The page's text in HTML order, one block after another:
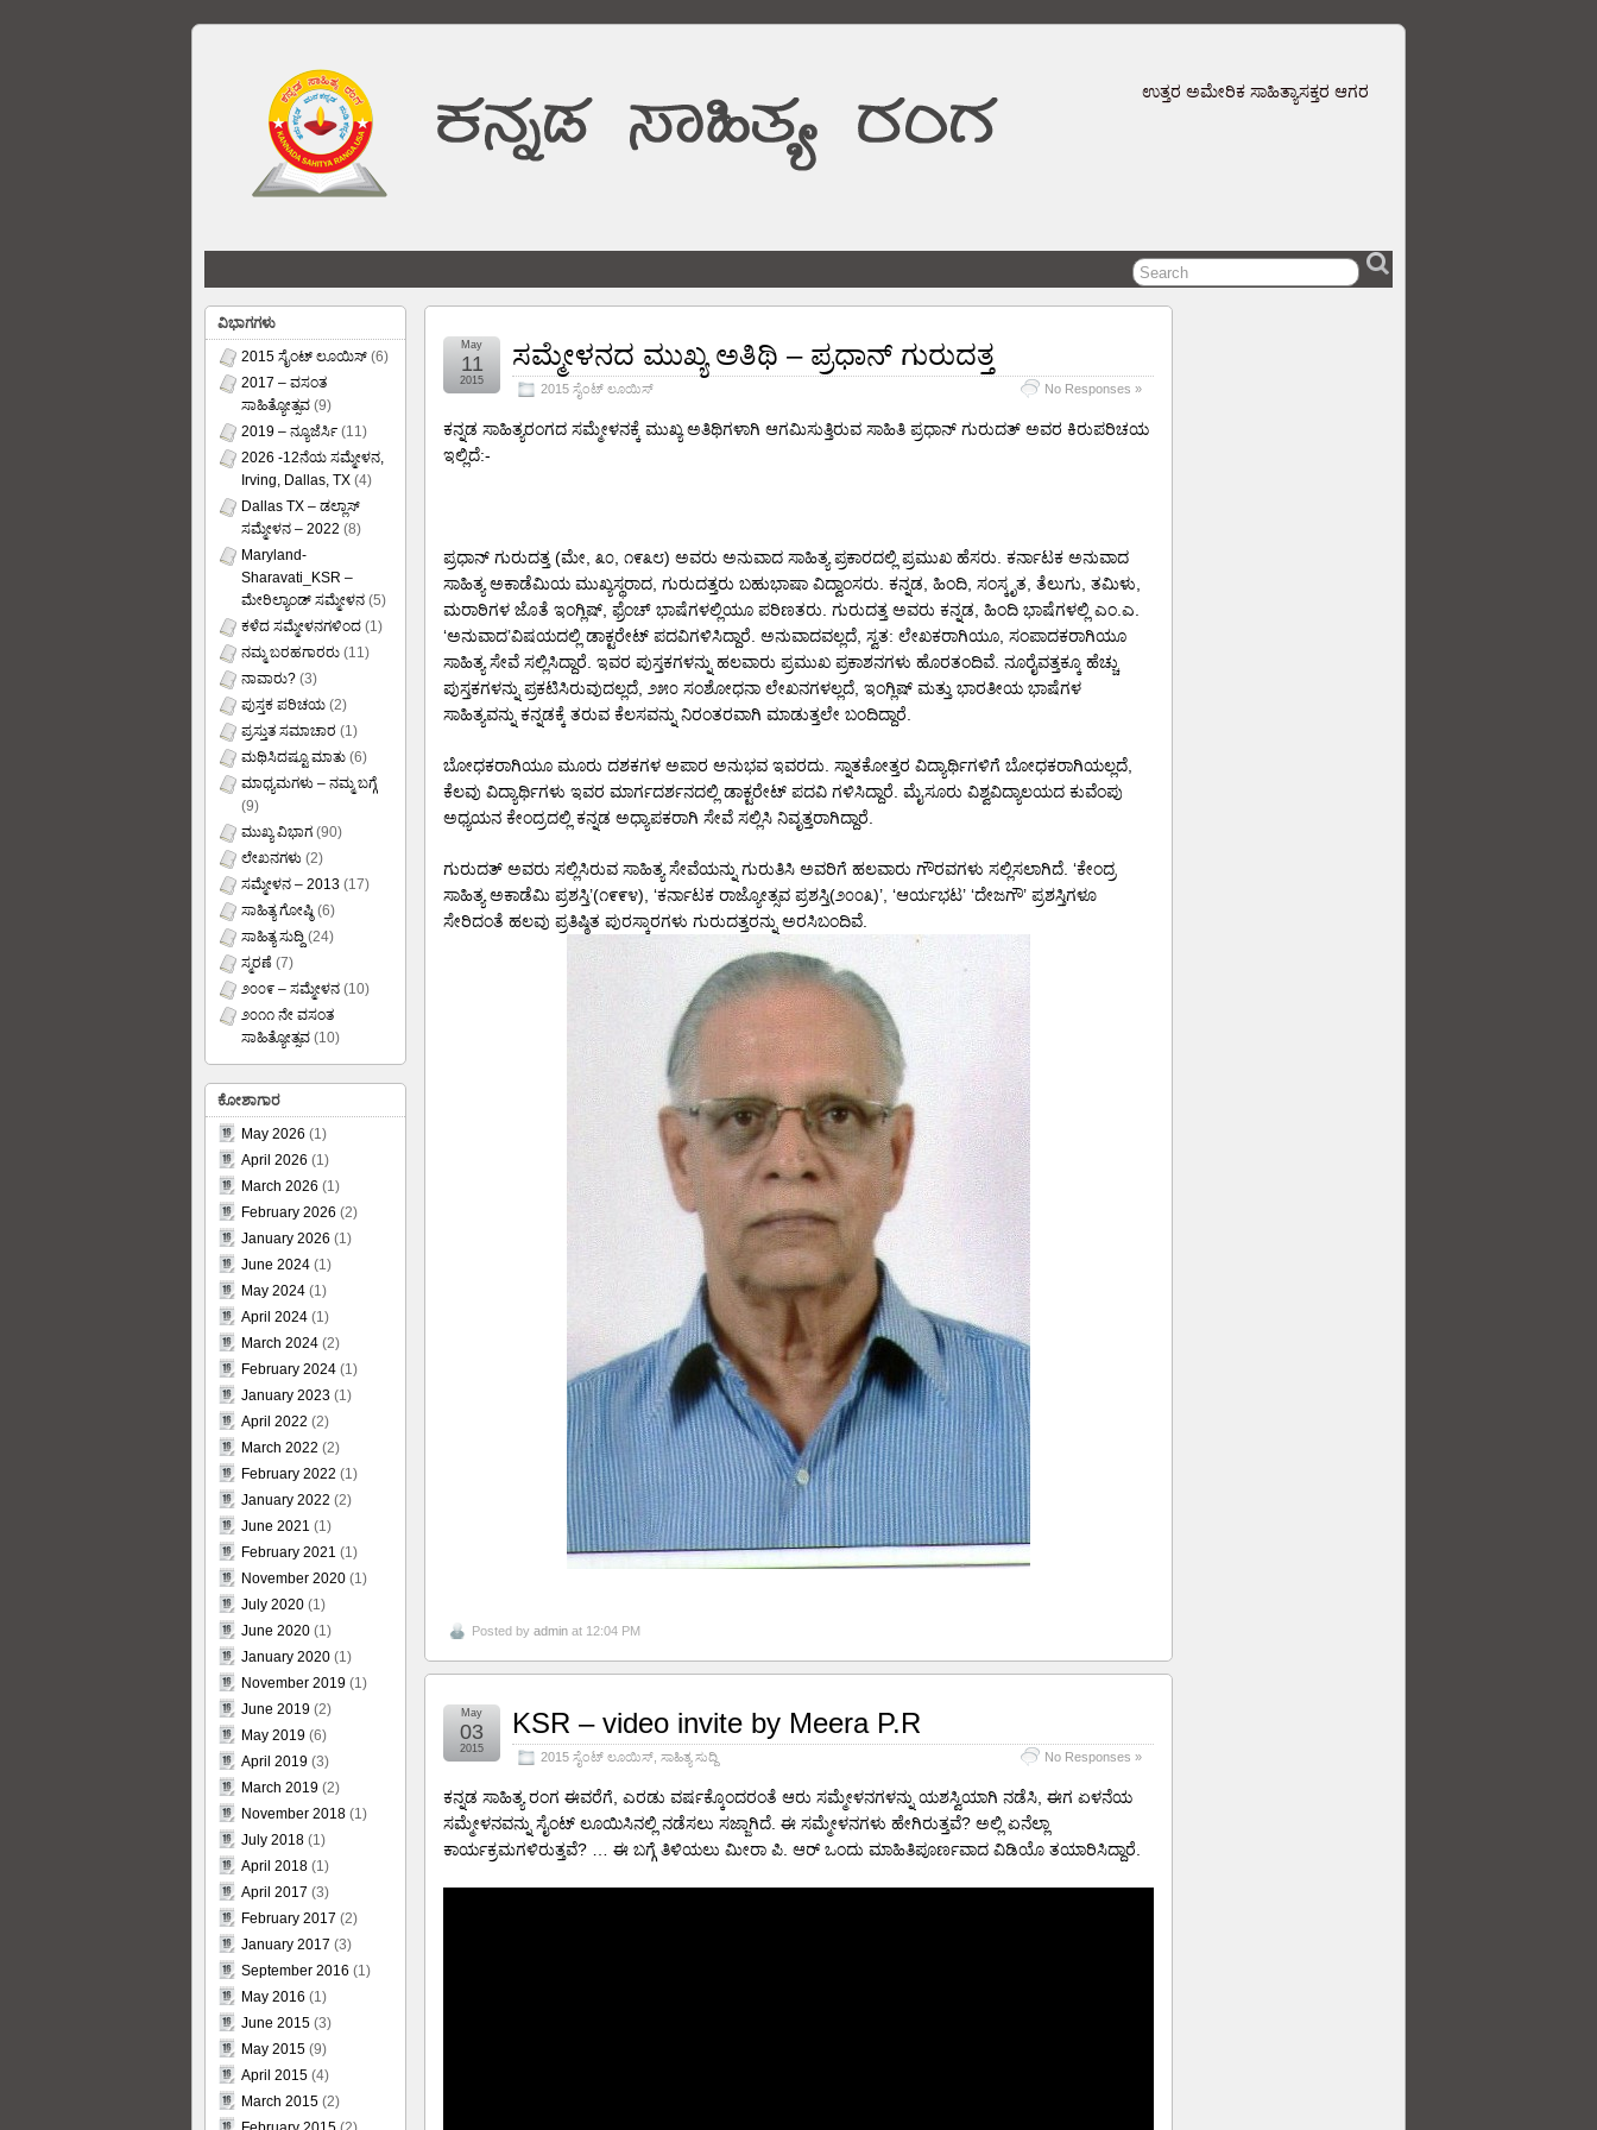
ಉತ್ತರ ಅಮೇರಿಕ ಸಾಹಿತ್ಯಾಸಕ್ತರ ಆಗರ
ಸಮ್ಮೇಳನದ ಮುಖ್ಯ ಅತಿಥಿ – ಪ್ರಧಾನ್ ಗುರುದತ್ತ
2015 ಸೈಂಟ್ ಲೂಯಿಸ್ No Responses »
May
11
2015
ಕನ್ನಡ ಸಾಹಿತ್ಯರಂಗದ ಸಮ್ಮೇಳನಕ್ಕೆ ಮುಖ್ಯ ಅತಿಥಿಗಳಾಗಿ ಆಗಮಿಸುತ್ತಿರುವ ಸಾಹಿತಿ ಪ್ರಧಾನ್ ಗುರುದತ್ ಅವರ ಕಿರುಪರಿಚಯ
ಇಲ್ಲಿದೆ:-
ಪ್ರಧಾನ್ ಗುರುದತ್ತ (ಮೇ, ೩೦, ೧೯೩೮) ಅವರು ಅನುವಾದ ಸಾಹಿತ್ಯ ಪ್ರಕಾರದಲ್ಲಿ ಪ್ರಮುಖ ಹೆಸರು. ಕರ್ನಾಟಕ ಅನುವಾದ
ಸಾಹಿತ್ಯ ಅಕಾಡೆಮಿಯ ಮುಖ್ಯಸ್ಥರಾದ, ಗುರುದತ್ತರು ಬಹುಭಾಷಾ ವಿದ್ವಾಂಸರು. ಕನ್ನಡ, ಹಿಂದಿ, ಸಂಸ್ಕೃತ, ತೆಲುಗು, ತಮಿಳು,
ಮರಾಠಿಗಳ ಜೊತೆ ಇಂಗ್ಲಿಷ್, ಫ್ರೆಂಚ್ ಭಾಷೆಗಳಲ್ಲಿಯೂ ಪರಿಣತರು. ಗುರುದತ್ತ ಅವರು ಕನ್ನಡ, ಹಿಂದಿ ಭಾಷೆಗಳಲ್ಲಿ ಎಂ.ಎ.
‘ಅನುವಾದ’ವಿಷಯದಲ್ಲಿ ಡಾಕ್ಟರೇಟ್ ಪದವಿಗಳಿಸಿದ್ದಾರೆ. ಅನುವಾದವಲ್ಲದೆ, ಸ್ವತ: ಲೇಖಕರಾಗಿಯೂ, ಸಂಪಾದಕರಾಗಿಯೂ
ಸಾಹಿತ್ಯ ಸೇವೆ ಸಲ್ಲಿಸಿದ್ದಾರೆ. ಇವರ ಪುಸ್ತಕಗಳನ್ನು ಹಲವಾರು ಪ್ರಮುಖ ಪ್ರಕಾಶನಗಳು ಹೊರತಂದಿವೆ. ನೂರೈವತ್ತಕ್ಕೂ ಹೆಚ್ಚು
ಪುಸ್ತಕಗಳನ್ನು ಪ್ರಕಟಿಸಿರುವುದಲ್ಲದೆ, ೨೫೦ ಸಂಶೋಧನಾ ಲೇಖನಗಳಲ್ಲದೆ, ಇಂಗ್ಲಿಷ್ ಮತ್ತು ಭಾರತೀಯ ಭಾಷೆಗಳ
ಸಾಹಿತ್ಯವನ್ನು ಕನ್ನಡಕ್ಕೆ ತರುವ ಕೆಲಸವನ್ನು ನಿರಂತರವಾಗಿ ಮಾಡುತ್ತಲೇ ಬಂದಿದ್ದಾರೆ.
ಬೋಧಕರಾಗಿಯೂ ಮೂರು ದಶಕಗಳ ಅಪಾರ ಅನುಭವ ಇವರದು. ಸ್ನಾತಕೋತ್ತರ ವಿದ್ಯಾರ್ಥಿಗಳಿಗೆ ಬೋಧಕರಾಗಿಯಲ್ಲದೆ,
ಕೆಲವು ವಿದ್ಯಾರ್ಥಿಗಳು ಇವರ ಮಾರ್ಗದರ್ಶನದಲ್ಲಿ ಡಾಕ್ಟರೇಟ್ ಪದವಿ ಗಳಿಸಿದ್ದಾರೆ. ಮೈಸೂರು ವಿಶ್ವವಿದ್ಯಾಲಯದ ಕುವೆಂಪು
ಅಧ್ಯಯನ ಕೇಂದ್ರದಲ್ಲಿ ಕನ್ನಡ ಅಧ್ಯಾಪಕರಾಗಿ ಸೇವೆ ಸಲ್ಲಿಸಿ ನಿವೃತ್ತರಾಗಿದ್ದಾರೆ.
ಗುರುದತ್ ಅವರು ಸಲ್ಲಿಸಿರುವ ಸಾಹಿತ್ಯ ಸೇವೆಯನ್ನು ಗುರುತಿಸಿ ಅವರಿಗೆ ಹಲವಾರು ಗೌರವಗಳು ಸಲ್ಲಿಸಲಾಗಿದೆ. ‘ಕೇಂದ್ರ
ಸಾಹಿತ್ಯ ಅಕಾಡೆಮಿ ಪ್ರಶಸ್ತಿ’(೧೯೯೪), ‘ಕರ್ನಾಟಕ ರಾಜ್ಯೋತ್ಸವ ಪ್ರಶಸ್ತಿ(೨೦೦೩)’, ‘ಆರ್ಯಭಟ’ ‘ದೇಜಗೌ’ ಪ್ರಶಸ್ತಿಗಳೂ
ಸೇರಿದಂತೆ ಹಲವು ಪ್ರತಿಷ್ಠಿತ ಪುರಸ್ಕಾರಗಳು ಗುರುದತ್ತರನ್ನು ಅರಸಿಬಂದಿವೆ.
Posted by admin at 12:04 PM
KSR – video invite by Meera P.R
2015 ಸೈಂಟ್ ಲೂಯಿಸ್ ಸಾಹಿತ್ಯ ಸುದ್ದಿ No Responses »
May
03
2015
ಕನ್ನಡ ಸಾಹಿತ್ಯ ರಂಗ ಈವರೆಗೆ, ಎರಡು ವರ್ಷಕ್ಕೊಂದರಂತೆ ಆರು ಸಮ್ಮೇಳನಗಳನ್ನು ಯಶಸ್ವಿಯಾಗಿ ನಡೆಸಿ, ಈಗ ಏಳನೆಯ
ಸಮ್ಮೇಳನವನ್ನು ಸೈಂಟ್ ಲೂಯಿಸಿನಲ್ಲಿ ನಡೆಸಲು ಸಜ್ಜಾಗಿದೆ. ಈ ಸಮ್ಮೇಳನಗಳು ಹೇಗಿರುತ್ತವೆ? ಅಲ್ಲಿ ಏನೆಲ್ಲಾ
ಕಾರ್ಯಕ್ರಮಗಳಿರುತ್ತವೆ? … ಈ ಬಗ್ಗೆ ತಿಳಿಯಲು ಮೀರಾ ಪಿ. ಆರ್ ಒಂದು ಮಾಹಿತಿಪೂರ್ಣವಾದ ವಿಡಿಯೊ ತಯಾರಿಸಿದ್ದಾರೆ.
ವಿಭಾಗಗಳು
2015 ಸೈಂಟ್ ಲೂಯಿಸ್ (6)
2017 – ವಸಂತ
ಸಾಹಿತ್ಯೋತ್ಸವ (9)
2019 – ನ್ಯೂಜೆರ್ಸಿ (11)
2026 -12ನೆಯ ಸಮ್ಮೇಳನ,
Irving, Dallas, TX (4)
Dallas TX – ಡಲ್ಲಾಸ್
ಸಮ್ಮೇಳನ – 2022 (8)
Maryland-
Sharavati_KSR –
ಮೇರಿಲ್ಯಾಂಡ್ ಸಮ್ಮೇಳನ (5)
ಕಳೆದ ಸಮ್ಮೇಳನಗಳಿಂದ (1)
ನಮ್ಮ ಬರಹಗಾರರು (11)
ನಾವಾರು? (3)
ಪುಸ್ತಕ ಪರಿಚಯ (2)
ಪ್ರಸ್ತುತ ಸಮಾಚಾರ (1)
ಮಥಿಸಿದಷ್ಟೂ ಮಾತು (6)
ಮಾಧ್ಯಮಗಳು – ನಮ್ಮ ಬಗ್ಗೆ
(9)
ಮುಖ್ಯ ವಿಭಾಗ (90)
ಲೇಖನಗಳು (2)
ಸಮ್ಮೇಳನ – 2013 (17)
ಸಾಹಿತ್ಯ ಗೋಷ್ಠಿ (6)
ಸಾಹಿತ್ಯ ಸುದ್ದಿ (24)
ಸ್ಮರಣೆ (7)
೨೦೦೯ – ಸಮ್ಮೇಳನ (10)
೨೦೧೧ ನೇ ವಸಂತ
ಸಾಹಿತ್ಯೋತ್ಸವ (10)
ಕೋಶಾಗಾರ
May 2026 (1)
April 2026 (1)
March 2026 (1)
February 2026 (2)
January 2026 (1)
June 2024 (1)
May 2024 (1)
April 2024 (1)
March 2024 (2)
February 2024 (1)
January 2023 (1)
April 2022 (2)
March 2022 (2)
February 2022 (1)
January 2022 (2)
June 2021 (1)
February 2021 (1)
November 2020 (1)
July 2020 (1)
June 2020 (1)
January 2020 (1)
November 2019 (1)
June 2019 (2)
May 2019 (6)
April 2019 (3)
March 2019 (2)
November 2018 (1)
July 2018 (1)
April 2018 (1)
April 2017 (3)
February 2017 (2)
January 2017 (3)
September 2016 (1)
May 2016 (1)
June 2015 (3)
May 2015 (9)
April 2015 (4)
March 2015 (2)